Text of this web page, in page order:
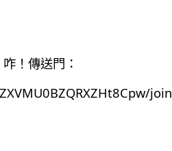
！傳送門：
join